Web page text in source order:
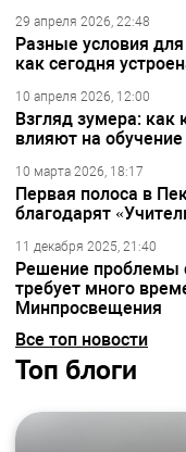
29 апреля 2026, 22:48
Разные условия
как сегодня
10 апреля 2026, 12:00
Взгляд зумера: как
влияют на обучение
10 марта 2026, 18:17
Первая полоса в
благодарят
11 декабря 2025, 21:40
Решение проблемы
требует много
Минпросвещения
Все топ новости
Топ блоги